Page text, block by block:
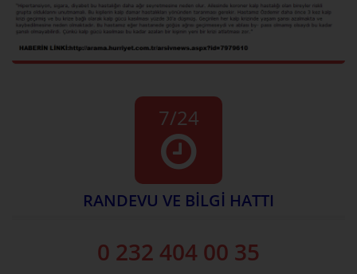
7/24
RANDEVU VE BİLGİ HATTI
0 232 404 00 35